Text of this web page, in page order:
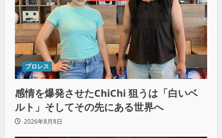
プロレス
感情を爆発させたChiChi 狙うは「白いベ
ルト」そしてその先にある世界へ
2026年8月8日